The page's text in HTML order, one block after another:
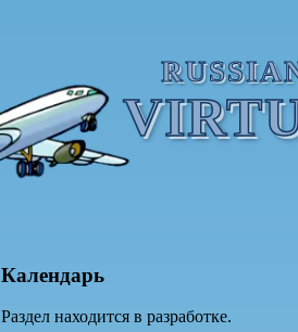
Календарь
Раздел находится в разработке.